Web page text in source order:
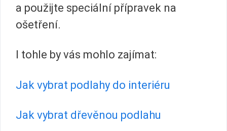
a použijte speciální přípravek na
ošetření.
I tohle by vás mohlo zajímat:
Jak vybrat podlahy do interiéru
Jak vybrat dřevěnou podlahu